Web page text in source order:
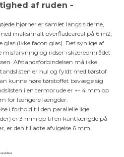
af ruden -
hjørner er samlet langs siderne,
maksimalt overfladeareal på 6 m2,
(ikke facon glas). Det synlige af
misfarvning og ridser i skæreområdet
Afstandsforbindelsen må ikke
er hul og fyldt med tørstof
kunne høre tørstoffet bevæge sig
i en termorude er +- 4 mm op
for længere længder.
i forhold til den parallelle lige
er 3 mm op til en kantlængde på
er den tilladte afvigelse 6 mm.